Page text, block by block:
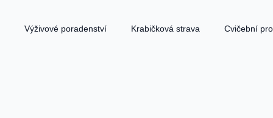
Výživové poradenství Krabičková strava Cvičební